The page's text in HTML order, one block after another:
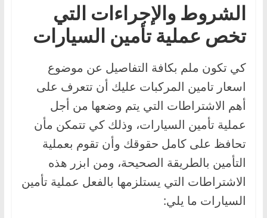
الشروط والإجراءات التي
تخص عملية تأمين السيارات
كي تكون ملم بكافة التفاصيل عن موضوع
اسعار تامين المركبات عليك أن تتعرف على
أهم الاشتراطات التي يتم وضعها من أجل
عملية تأمين السيارات، وذلك كي تتمكن مأن
تحافظ على كامل حقوقك وأن تقوم بعملية
التأمين بالطريقة الصحيحة، ومن ابزر هذه
الاشتراطات التي يستلزمها بالفعل عملية تأمين
السيارات ما يلي: